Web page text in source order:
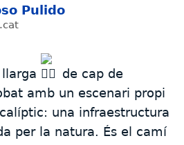
Pulido
de cap de
amb un escenari propi
una infraestructura
per la natura. És el camí